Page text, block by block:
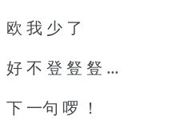
欧 我 少 了
好 不 登 豋 豋 ...
下 一句 啰 ！